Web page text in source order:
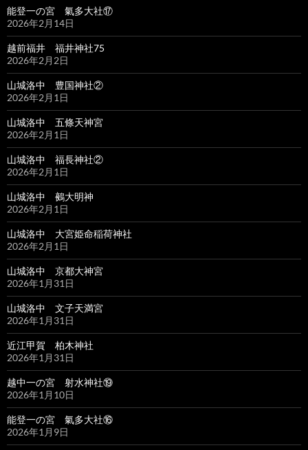
能登一の宮 氣多大社⑰
2026年2月14日
越前福井 福井神社75
2026年2月2日
山城洛中 豊国神社②
2026年2月1日
山城洛中 五條天神宮
2026年2月1日
山城洛中 福長神社②
2026年2月1日
山城洛中 鵺大明神
2026年2月1日
山城洛中 大宮姫命稲荷神社
2026年2月1日
山城洛中 京都大神宮
2026年1月31日
山城洛中 文子天満宮
2026年1月31日
近江甲賀 柏木神社
2026年1月31日
越中一の宮 射水神社⑲
2026年1月10日
能登一の宮 氣多大社⑯
2026年1月9日